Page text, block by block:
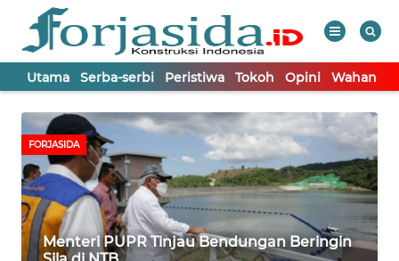
Utama Serba-serbi Peristiwa Tokoh Opini Wahana
FORJASIDA
Menteri PUPR Tinjau Bendungan Beringin
TV
Tutup
UTAMA
SERBA-
SERBI